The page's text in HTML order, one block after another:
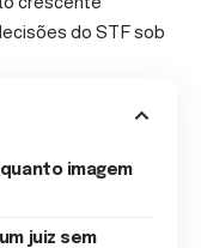
do STF sob
imagem
juiz sem